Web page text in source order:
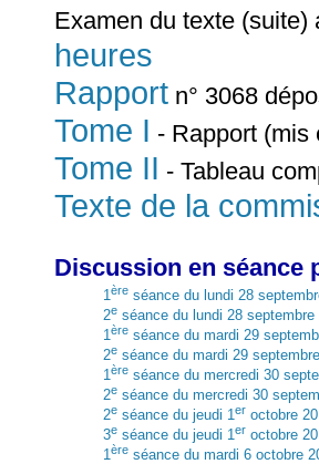
Examen du texte
heures
Rapport n° 3068
Tome I - Rapport (mis
Tome II - Tableau
Texte de la
Discussion en séance
1ère séance du lundi 28
2e séance du lundi 28 septembre
1ère séance du mardi 29
2e séance du mardi 29
1ère séance du mercredi 30
2e séance du mercredi 30
2e séance du jeudi 1er octobre
3e séance du jeudi 1er octobre
1ère séance du mardi 6 octobre